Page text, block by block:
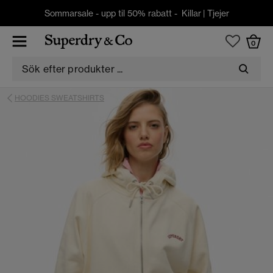
Sommarsale - upp til 50% rabatt - Killar| Tjejer
0
HOODIES SWEATSHIRTS